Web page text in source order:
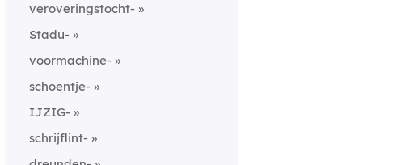
veroveringstocht-
Stadu-
voormachine-
schoentje-
IJZIG-
schrijflint-